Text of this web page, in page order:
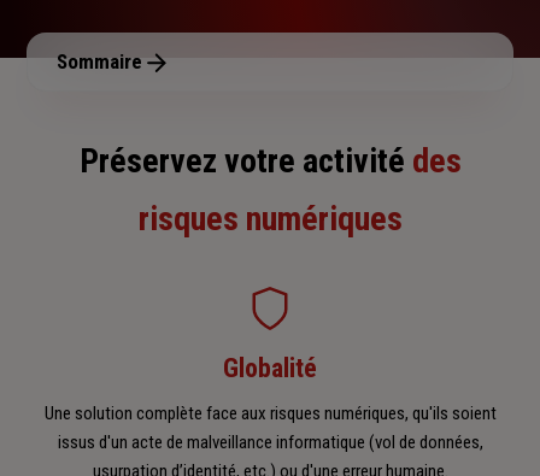
Sommaire
Préservez votre activité des
risques numériques
Globalité
Une solution complète face aux risques numériques, qu'ils soient
issus d'un acte de malveillance informatique (vol de données,